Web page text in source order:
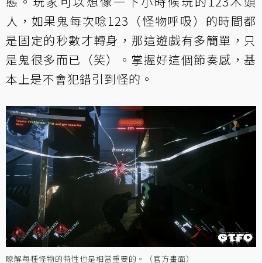
人，如果鬼每次唸123（怪物呼吸）的時間都
是固定的秒數才轉身，那這遊戲有多簡單，只
是鬼很多而已（笑）。掌握好這個節奏感，基
本上是不會犯錯引到怪的。
瞭解每種怪物的特性也是相當重要的。（官方畫面）